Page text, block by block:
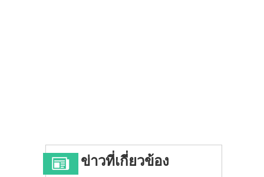
ข่าวที่เกี่ยวข้อง